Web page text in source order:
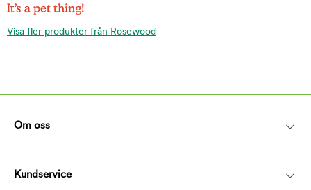
Visa fler produkter från Rosewood
Om oss
Kundservice